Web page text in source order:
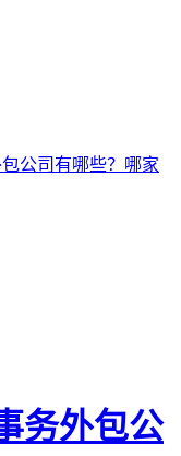
公司有哪些？哪家
务外包公